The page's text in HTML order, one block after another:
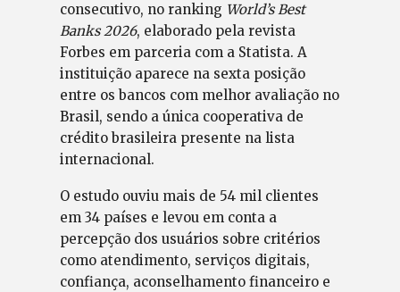
consecutivo, no ranking World’s Best
Banks 2026, elaborado pela revista
Forbes em parceria com a Statista. A
instituição aparece na sexta posição
entre os bancos com melhor avaliação no
Brasil, sendo a única cooperativa de
crédito brasileira presente na lista
internacional.
O estudo ouviu mais de 54 mil clientes
em 34 países e levou em conta a
percepção dos usuários sobre critérios
como atendimento, serviços digitais,
confiança, aconselhamento financeiro e